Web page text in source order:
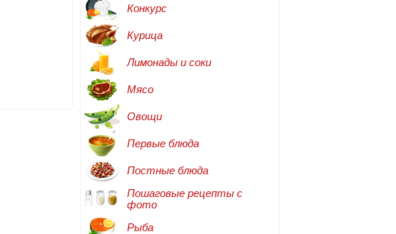
Конкурс
Курица
Лимонады и соки
Мясо
Овощи
Первые блюда
Постные блюда
Пошаговые рецепты с
фото
Рыба